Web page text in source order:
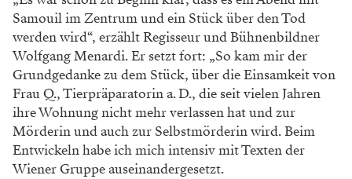
Samouil im Zentrum und ein Stück über den Tod
werden wird“, erzählt Regisseur und Bühnenbildner
Wolfgang Menardi. Er setzt fort: „So kam mir der
Grundgedanke zu dem Stück, über die Einsamkeit von
Frau Q., Tierpräparatorin a. D., die seit vielen Jahren
ihre Wohnung nicht mehr verlassen hat und zur
Mörderin und auch zur Selbstmörderin wird. Beim
Entwickeln habe ich mich intensiv mit Texten der
Wiener Gruppe auseinandergesetzt.